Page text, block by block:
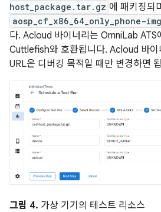
host_package.tar.gz 에 패키징되
aosp_cf_x86_64_only_phone-
다. Acloud 바이너리는 OmniLab ATS
Cuttlefish와 호환됩니다. Acloud 바이
URL은 디버깅 목적일 때만 변경하면
그림 4. 가상 기기의 테스트 리소스